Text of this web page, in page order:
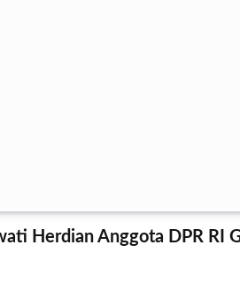
Herdian Anggota DPR RI